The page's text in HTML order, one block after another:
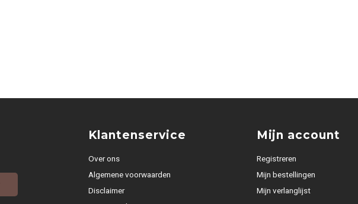
Klantenservice
Over ons
Algemene voorwaarden
Disclaimer
Mijn account
Registreren
Mijn bestellingen
Mijn verlanglijst